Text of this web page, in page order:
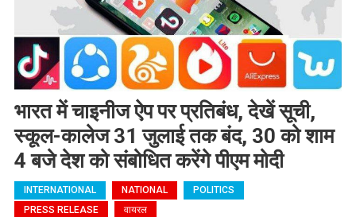
भारत में चाइनीज ऐप पर प्रतिबंध, देखें सूची,
स्कूल-कालेज 31 जुलाई तक बंद, 30 को शाम
4 बजे देश को संबोधित करेंगे पीएम मोदी
INTERNATIONAL NATIONAL
POLITICS
PRESS RELEASE
वायरल